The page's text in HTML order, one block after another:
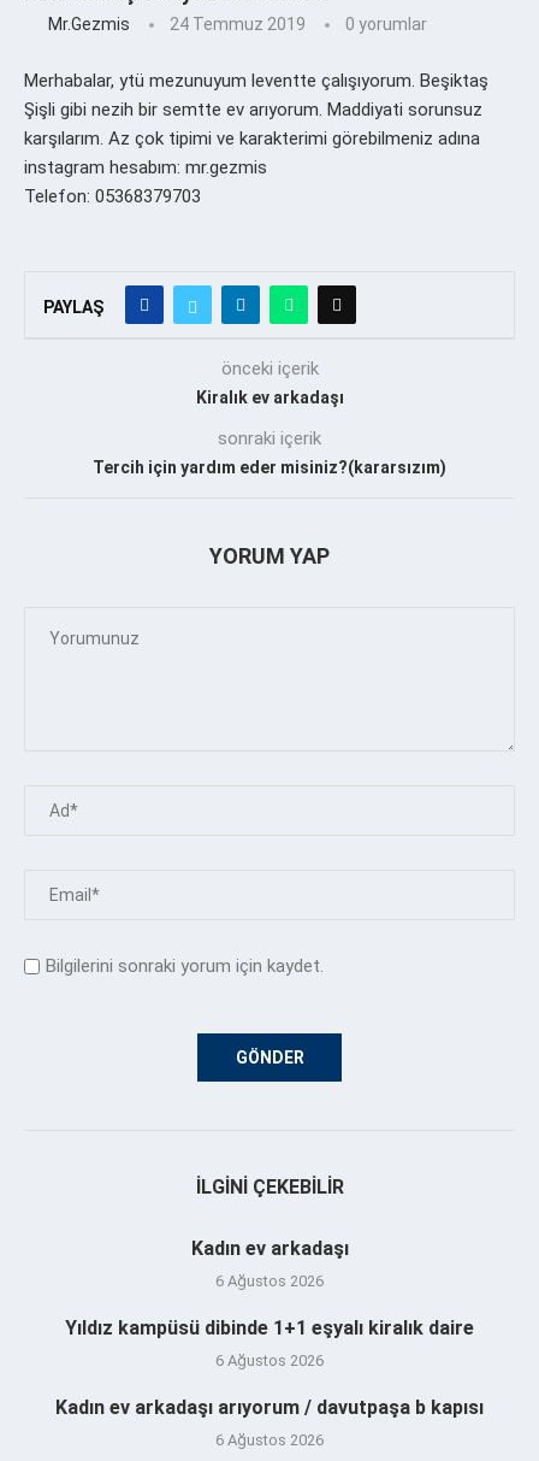
Mr.Gezmis 24 Temmuz 2019 0 yorumlar
Merhabalar, ytü mezunuyum leventte çalışıyorum. Beşiktaş
Şişli gibi nezih bir semtte ev arıyorum. Maddiyati sorunsuz
karşılarım. Az çok tipimi ve karakterimi görebilmeniz adına
instagram hesabım: mr.gezmis
Telefon: 05368379703
PAYLAŞ
önceki içerik
Kiralık ev arkadaşı
sonraki içerik
Tercih için yardım eder misiniz?(kararsızım)
YORUM YAP
Bilgilerini sonraki yorum için kaydet.
İLGINI ÇEKEBILIR
Kadın ev arkadaşı
6 Ağustos 2026
Yıldız kampüsü dibinde 1+1 eşyalı kiralık daire
6 Ağustos 2026
Kadın ev arkadaşı arıyorum / davutpaşa b kapısı
6 Ağustos 2026